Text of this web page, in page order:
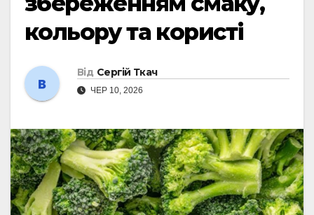
кольору та користі
Від Сергій Ткач
ЧЕР 10, 2026